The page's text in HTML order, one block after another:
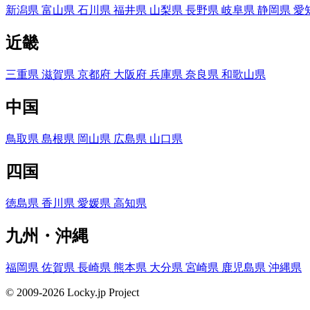
新潟県 富山県 石川県 福井県 山梨県 長野県 岐阜県 静岡県 愛
近畿
三重県 滋賀県 京都府 大阪府 兵庫県 奈良県 和歌山県
中国
鳥取県 島根県 岡山県 広島県 山口県
四国
徳島県 香川県 愛媛県 高知県
九州・沖縄
福岡県 佐賀県 長崎県 熊本県 大分県 宮崎県 鹿児島県 沖縄県
© 2009-2026 Locky.jp Project